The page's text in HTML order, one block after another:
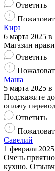
Ответить
Кира
6 марта 2025 в
Магазин
Ответить
Маша
5 марта 2025 в
Подскажите
оплачу
Ответить
Савелий
1 февраля
Очень
кухню.